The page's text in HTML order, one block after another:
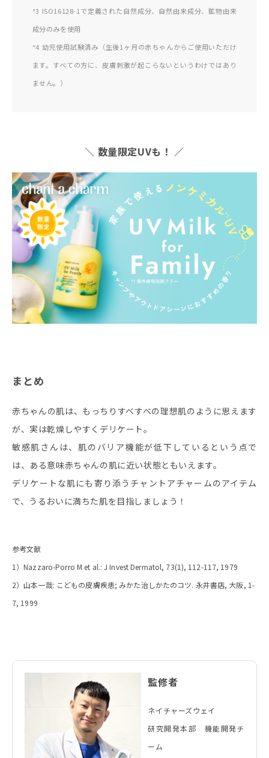
*3 ISO16128-1で定義された自然成分、自然由来成分、鉱物由来
成分のみを使用
*4 幼児使用試験済み（生後1ヶ月の赤ちゃんからご使用いただけ
ます。すべての方に、皮膚刺激が起こらないというわけではあり
ません。）
＼ 数量限定UVも！ ／
まとめ
赤ちゃんの肌は、もっちりすべすべの理想肌のように思えます
が、実は乾燥しやすくデリケート。
敏感肌さんは、肌のバリア機能が低下しているという点で
は、ある意味赤ちゃんの肌に近い状態ともいえます。
デリケートな肌にも寄り添うチャントアチャームのアイテム
で、うるおいに満ちた肌を目指しましょう！
参考文献
1）Nazzaro-Porro M et al.: J Invest Dermatol, 73(1), 112-117, 1979
2）山本一哉: こどもの皮膚疾患; みかた治しかたのコツ. 永井書店, 大阪, 1-
7, 1999
監修者
ネイチャーズウェイ
研究開発本部 機能開発チ
ーム